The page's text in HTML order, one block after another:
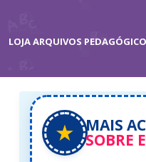
LOJA ARQUIVOS
★ MAIS
SOBRE